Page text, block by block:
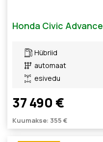
Honda Civic Advance
Hübriid
automaat
esivedu
37 490 €
Kuumakse: 355 €